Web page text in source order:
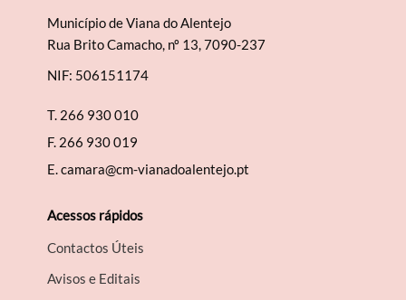
Município de Viana do Alentejo
Rua Brito Camacho, nº 13, 7090-237
NIF: 506151174
T. 266 930 010
F. 266 930 019
E.camara@cm-vianadoalentejo.pt
Acessos rápidos
Contactos Úteis
Avisos e Editais